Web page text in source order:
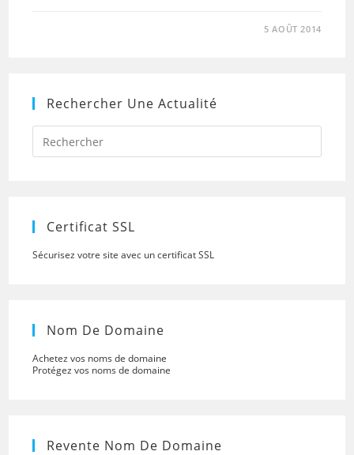
5 AOÛT 2014
Rechercher Une Actualité
Press
to
Certificat SSL
Sécurisez votre site avec un certificat SSL
Nom De Domaine
Achetez vos noms de domaine
Protégez vos noms de domaine
Revente Nom De Domaine